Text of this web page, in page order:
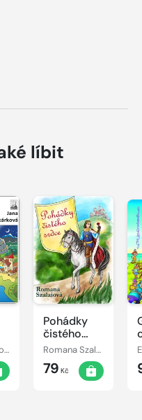
líbit
Jana Pekárková
Pohádky
čistého
srdce
Romana Szalaiová
79 Kč